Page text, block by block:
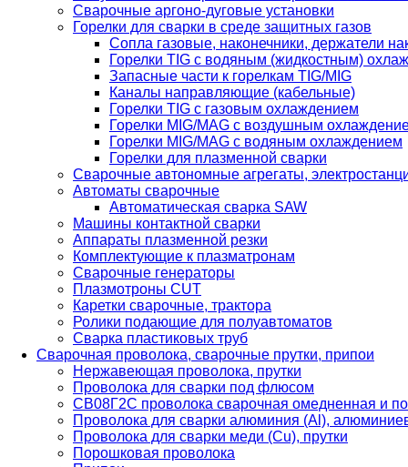
Сварочные аргоно-дуговые установки
Горелки для сварки в среде защитных газов
Сопла газовые, наконечники, держатели
Горелки TIG с водяным (жидкостным)
Запасные части к горелкам TIG/MIG
Каналы направляющие (кабельные)
Горелки TIG с газовым охлаждением
Горелки MIG/MAG с воздушным
Горелки MIG/MAG с водяным охлаждением
Горелки для плазменной сварки
Сварочные автономные агрегаты,
Автоматы сварочные
Автоматическая сварка SAW
Машины контактной сварки
Аппараты плазменной резки
Комплектующие к плазматронам
Сварочные генераторы
Плазмотроны CUT
Каретки сварочные, трактора
Ролики подающие для полуавтоматов
Сварка пластиковых труб
Сварочная проволока, сварочные прутки, припои
Нержавеющая проволока, прутки
Проволока для сварки под флюсом
СВ08Г2С проволока сварочная омедненная и
Проволока для сварки алюминия (Al),
Проволока для сварки меди (Cu), прутки
Порошковая проволока